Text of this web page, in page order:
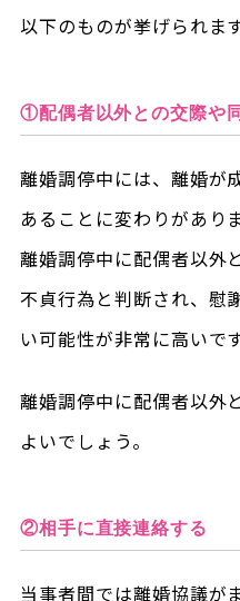
以下のものが挙げられま
①配偶者以外との交際や
離婚調停中には、離婚が
あることに変わりがあり
離婚調停中に配偶者以外
不貞行為と判断され、慰
い可能性が非常に高いです
離婚調停中に配偶者以外
よいでしょう。
②相手に直接連絡する
当事者間では離婚協議が